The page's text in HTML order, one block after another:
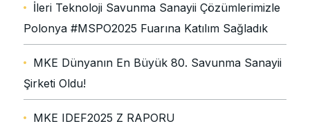
İleri Teknoloji Savunma Sanayii Çözümlerimizle
Polonya #MSPO2025 Fuarına Katılım Sağladık
MKE Dünyanın En Büyük 80. Savunma Sanayii
Şirketi Oldu!
MKE IDEF2025 Z RAPORU